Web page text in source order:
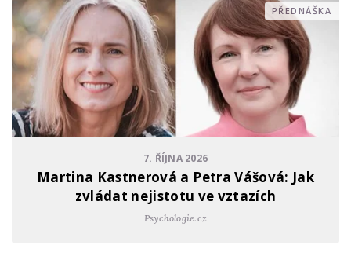
PŘEDNÁŠKA
7. ŘÍJNA 2026
Martina Kastnerová a Petra Vášová: Jak
zvládat nejistotu ve vztazích
Psychologie.cz